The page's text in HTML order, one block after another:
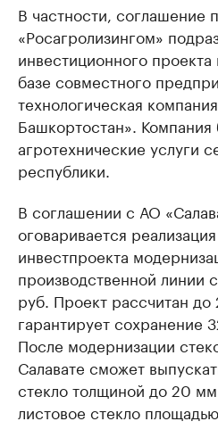
В частности, соглашение
«Росагролизингом»
инвестиционного
базе совместного
технологическая
Башкортостан». Компания
агротехнические услуги
республики.
В соглашении с АО
оговаривается
инвестпроекта
производственной линии
руб. Проект рассчитан до
гарантирует сохранение
После модернизации
Салавате сможет
стекло толщиной до 20
листовое стекло